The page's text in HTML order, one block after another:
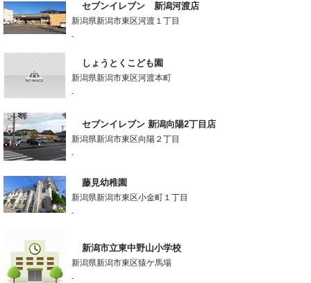
セブンイレブン 新潟河渡店
新潟県新潟市東区河渡１丁目
-
しょうとくこども園
新潟県新潟市東区河渡本町
-
セブンイレブン 新潟向陽2丁目店
新潟県新潟市東区向陽２丁目
-
藤見幼稚園
新潟県新潟市東区小金町１丁目
-
新潟市立東中野山小学校
新潟県新潟市東区猿ケ馬場
-